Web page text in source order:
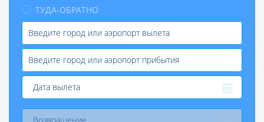
ТУДА-ОБРАТНО